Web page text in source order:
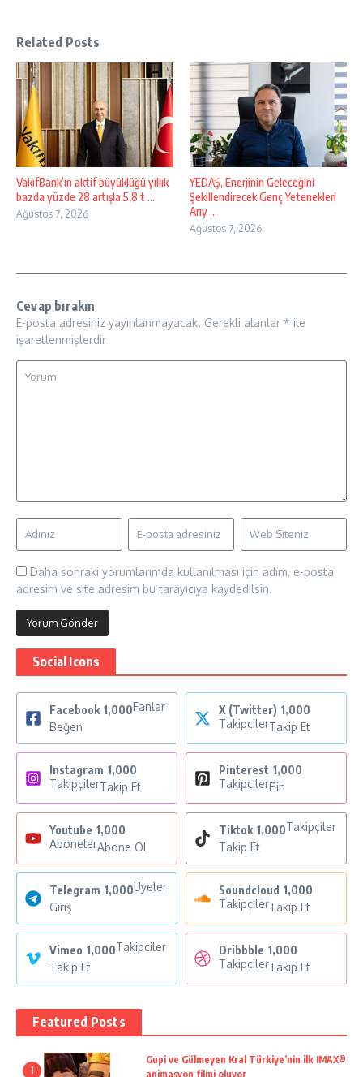
Related Posts
VakıfBank’ın aktif büyüklüğü yıllık
bazda yüzde 28 artışla 5,8 t ...
Ağustos 7, 2026
YEDAŞ, Enerjinin Geleceğini
Şekillendirecek Genç Yetenekleri
Arıy ...
Ağustos 7, 2026
Cevap bırakın
E-posta adresiniz yayınlanmayacak. Gerekli alanlar * ile
işaretlenmişlerdir
Daha sonraki yorumlarımda kullanılması için adım, e-posta
adresim ve site adresim bu tarayıcıya kaydedilsin.
Social Icons
Facebook 1,000Fanlar
Beğen
X (Twitter) 1,000
TakipçilerTakip Et
Instagram 1,000
TakipçilerTakip Et
Pinterest 1,000
TakipçilerPin
Youtube 1,000
AbonelerAbone Ol
Tiktok 1,000Takipçiler
Takip Et
Telegram 1,000Üyeler
Giriş
Soundcloud 1,000
TakipçilerTakip Et
Vimeo 1,000Takipçiler
Takip Et
Dribbble 1,000
TakipçilerTakip Et
Featured Posts
1
Gupi ve Gülmeyen Kral Türkiye’nin ilk IMAX®
animasyon filmi oluyor